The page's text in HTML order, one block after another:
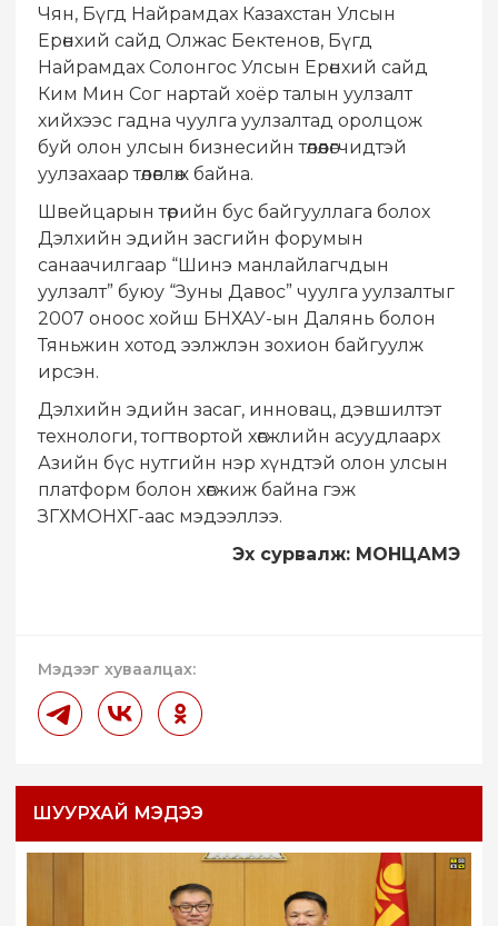
Чян, Бүгд Найрамдах Казахстан Улсын
Ерөнхий сайд Олжас Бектенов, Бүгд
Найрамдах Солонгос Улсын Ерөнхий сайд
Ким Мин Сог нартай хоёр талын уулзалт
хийхээс гадна чуулга уулзалтад оролцож
буй олон улсын бизнесийн төлөөлөгчидтэй
уулзахаар төлөвлөж байна.
Швейцарын төрийн бус байгууллага болох
Дэлхийн эдийн засгийн форумын
санаачилгаар “Шинэ манлайлагчдын
уулзалт” буюу “Зуны Давос” чуулга уулзалтыг
2007 оноос хойш БНХАУ-ын Далянь болон
Тяньжин хотод ээлжлэн зохион байгуулж
ирсэн.
Дэлхийн эдийн засаг, инновац, дэвшилтэт
технологи, тогтвортой хөгжлийн асуудлаарх
Азийн бүс нутгийн нэр хүндтэй олон улсын
платформ болон хөгжиж байна гэж
ЗГХМОНХГ-аас мэдээллээ.
Эх сурвалж: МОНЦАМЭ
Мэдээг хуваалцах:
ШУУРХАЙ МЭДЭЭ